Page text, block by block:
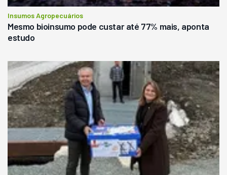
Insumos Agropecuários
Mesmo bioinsumo pode custar até 77% mais, aponta
estudo